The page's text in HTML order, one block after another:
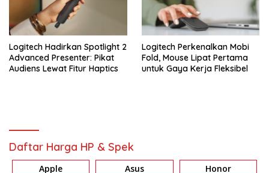
Logitech Hadirkan Spotlight 2
Advanced Presenter: Pikat
Audiens Lewat Fitur Haptics
Logitech Perkenalkan Mobi
Fold, Mouse Lipat Pertama
untuk Gaya Kerja Fleksibel
Daftar Harga HP & Spek
Apple Asus Honor